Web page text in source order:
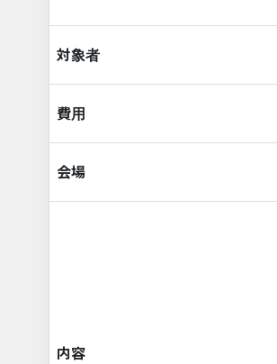
対象者
費用
会場
内容